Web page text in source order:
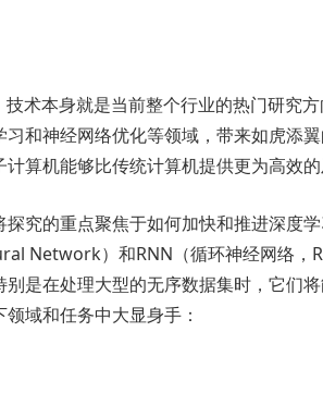
技术本身就是当前整个行业的热门研究
和神经网络优化等领域，带来如虎添
算机能够比传统计算机提供更为高效
究的重点聚焦于如何加快和推进深度
Network）和RNN（循环神经网络
是在处理大型的无序数据集时，它们
域和任务中大显身手：